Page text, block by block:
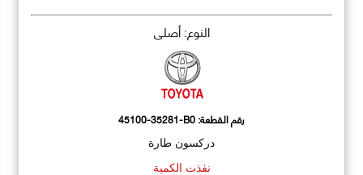
النوع: أصلي
رقم القطعة:45100-35281-B0
دركسون طارة
نفذت الكمية